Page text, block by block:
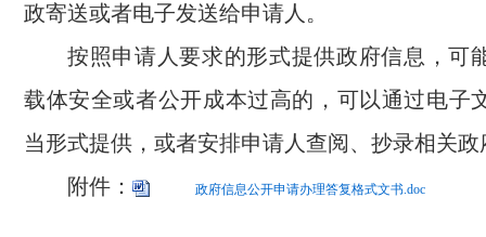
政寄送或者电子发送给申请人。
按照申请人要求的形式提供政府信息，可
载体安全或者公开成本过高的，可以通过电子
当形式提供，或者安排申请人查阅、抄录相关政
附件：
政府信息公开申请办理答复格式文书.doc